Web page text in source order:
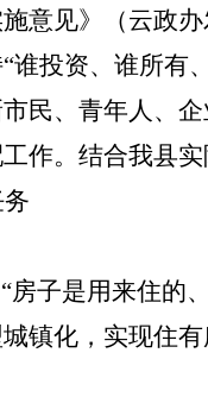
意见》（云政
“谁投资、谁所有
民、青年人 、
作。 结合我县
“房子是用来住的
镇化，实现住